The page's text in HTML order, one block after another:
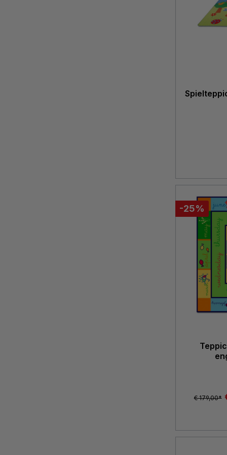
-25%
€ 179,00*